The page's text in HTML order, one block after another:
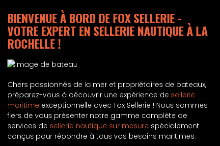
BIENVENUE À BORD DE FOX SELLERIE -
VOTRE EXPERT EN SELLERIE NAUTIQUE À LA
ROCHELLE !
Chers passionnés de la mer et propriétaires de bateaux,
préparez-vous à découvrir une expérience de sellerie
maritime exceptionnelle avec Fox Sellerie ! Nous sommes
fiers de vous présenter notre gamme complète de
services de sellerie nautique sur mesure spécialement
conçus pour répondre à tous vos besoins maritimes.